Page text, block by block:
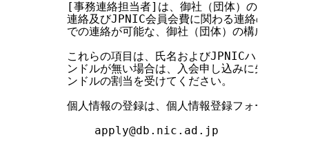
[事務連絡担当者]は、御社（団体）のネットワ
連絡及びJPNIC会員会費に関わる連絡の担当者
での連絡が可能な、御社（団体）の構成員に限
これらの項目は、氏名およびJPNICハンドルを
ンドルが無い場合は、入会申し込みに先立ち個
    ンドルの割当を受けてください。
    個人情報の登録は、個人情報登録フォームを
        apply@db.nic.ad.jp